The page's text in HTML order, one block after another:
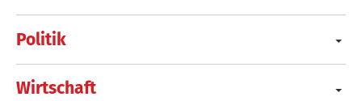
Politik
Wirtschaft